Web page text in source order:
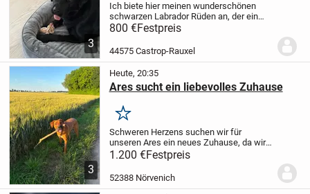
3
Ich biete hier meinen wunderschönen
schwarzen Labrador Rüden an, der ein
neues, liebevolles Zuhause sucht. Er ist
ein treuer Begleiter und sehr verspielt. Ein
echtes Familienmitglied, das viel Freude...
800 €Festpreis
44575 Castrop-Rauxel
3
Heute, 20:35
Ares sucht ein liebevolles Zuhause
Merken
Schweren Herzens suchen wir für
unseren Ares ein neues Zuhause, da wir
ihm aufgrund gesundheitlicher Probleme
und Zeitmangel leider nicht mehr die
Aufmerksamkeit und Auslastung bieten
können, die er...
1.200 €Festpreis
52388 Nörvenich